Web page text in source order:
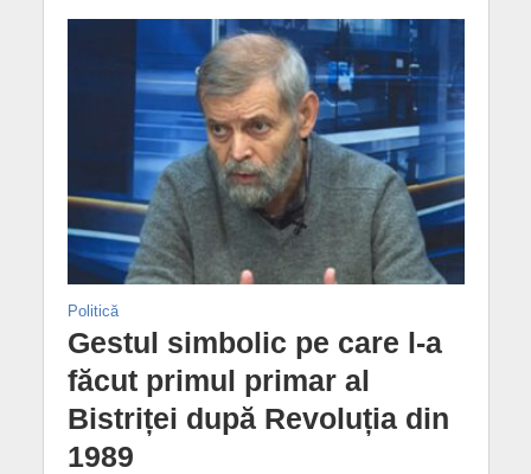
Politică
Gestul simbolic pe care l-a
făcut primul primar al
Bistriței după Revoluția din
1989